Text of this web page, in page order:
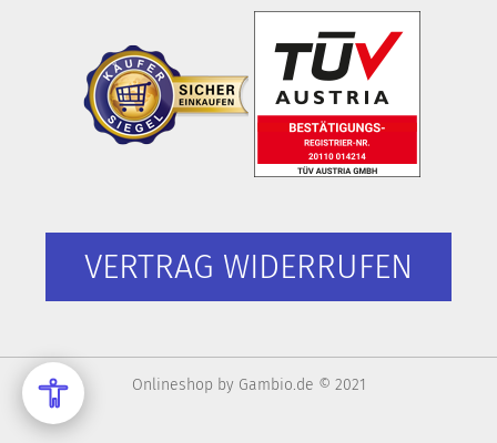
VERTRAG WIDERRUFEN
Onlineshop by Gambio.de © 2021